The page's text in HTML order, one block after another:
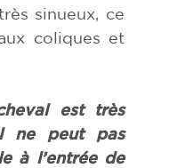
sinueux, ce
coliques et
est très
ne peut pas
à l’entrée de